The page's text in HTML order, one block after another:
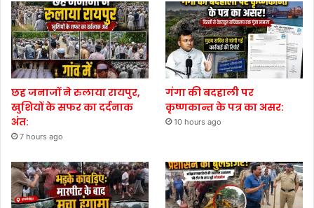
छह जनाजों ने रुलाया रायपुर,
खुशियों के सफर का दर्दनाक
अंत:
7 hours ago
गंगा की बदहाली पर
कृष्णकान्त के पत्र का असर:
10 hours ago